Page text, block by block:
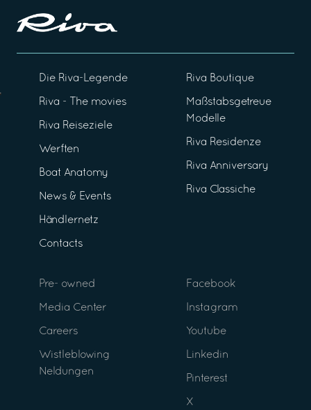
Die Riva-Legende
Riva - The movies
Riva Reiseziele
Werften
Boat Anatomy
News & Events
Händlernetz
Contacts
Riva Boutique
Maßstabsgetreue
Modelle
Riva Residenze
Riva Anniversary
Riva Classiche
Pre- owned
Media Center
Careers
Wistleblowing
Neldungen
Facebook
Instagram
Youtube
Linkedin
Pinterest
X